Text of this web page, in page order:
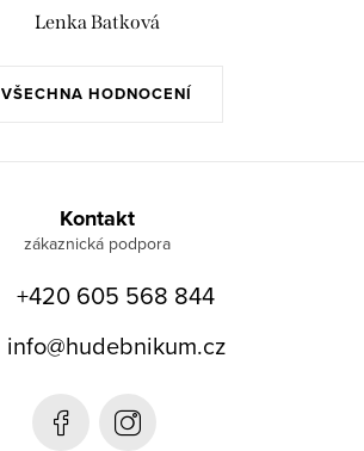
VŠECHNA HODNOCENÍ
Lenka Batková
Kontakt
+420 605 568 844
info@hudebnikum.cz